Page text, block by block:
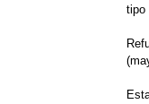
tipo